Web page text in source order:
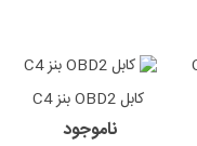
کابل OBD2 بنز C4
ناموجود